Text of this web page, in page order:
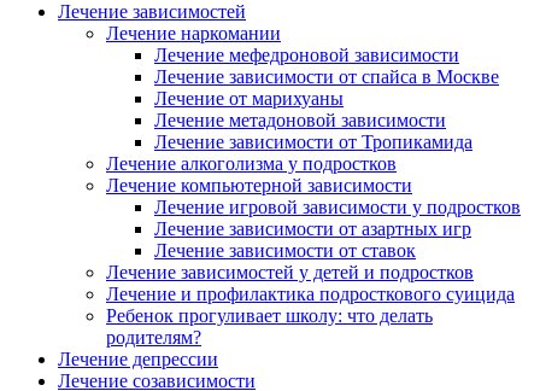
Лечение зависимостей
Лечение наркомании
Лечение мефедроновой зависимости
Лечение зависимости от спайса в Москве
Лечение от марихуаны
Лечение метадоновой зависимости
Лечение зависимости от Тропикамида
Лечение алкоголизма у подростков
Лечение компьютерной зависимости
Лечение игровой зависимости у подростков
Лечение зависимости от азартных игр
Лечение зависимости от ставок
Лечение зависимостей у детей и подростков
Лечение и профилактика подросткового суицида
Ребенок прогуливает школу: что делать
родителям?
Лечение депрессии
Лечение созависимости